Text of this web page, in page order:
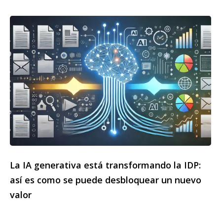
La IA generativa está transformando la IDP:
así es como se puede desbloquear un nuevo
valor